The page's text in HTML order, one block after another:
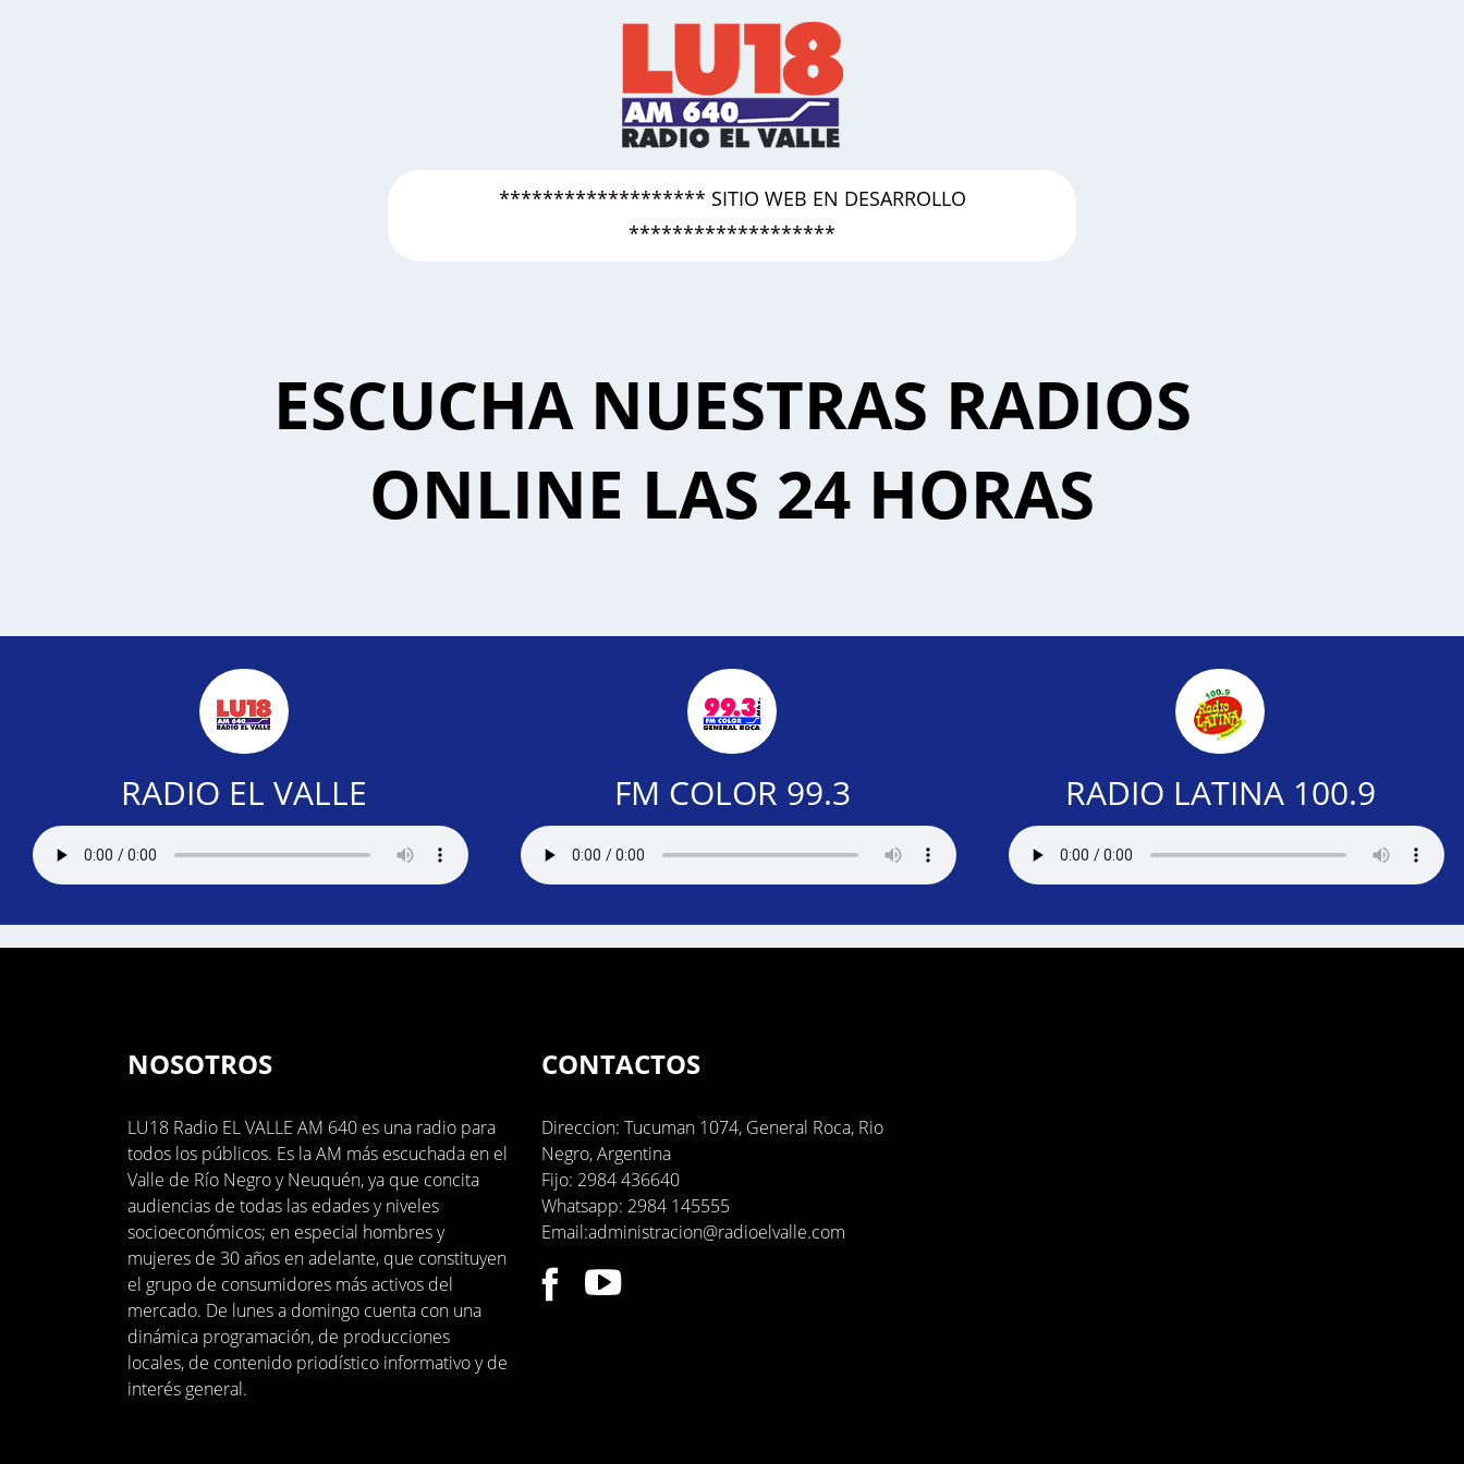
******************* SITIO WEB EN DESARROLLO
*******************
ESCUCHA NUESTRAS RADIOS
ONLINE LAS 24 HORAS
RADIO EL VALLE FM COLOR 99.3 RADIO LATINA 100.9
NOSOTROS
LU18 Radio EL VALLE AM 640 es una radio para
todos los públicos. Es la AM más escuchada en el
Valle de Río Negro y Neuquén, ya que concita
audiencias de todas las edades y niveles
socioeconómicos; en especial hombres y
mujeres de 30 años en adelante, que constituyen
el grupo de consumidores más activos del
mercado. De lunes a domingo cuenta con una
dinámica programación, de producciones
locales, de contenido priodístico informativo y de
interés general.
CONTACTOS
Direccion: Tucuman 1074, General Roca, Rio
Negro, Argentina
Fijo: 2984 436640
Whatsapp: 2984 145555
Email:administracion@radioelvalle.com